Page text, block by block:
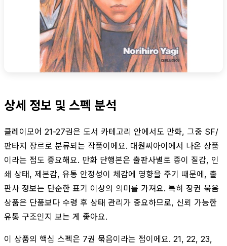
상세 정보 및 스펙 분석
클레이모어 21-27권은 도서 카테고리 안에서도 만화, 그중 SF/
판타지 장르로 분류되는 작품이에요. 대원씨아이에서 나온 상품
이라는 점도 중요해요. 만화 단행본은 출판사별로 종이 질감, 인
쇄 상태, 제본감, 유통 안정성이 체감에 영향을 주기 때문에, 출
판사 정보는 단순한 표기 이상의 의미를 가져요. 특히 장권 묶음
상품은 단품보다 수령 후 상태 관리가 중요하므로, 신뢰 가능한
유통 구조인지 보는 게 좋아요.
이 상품의 핵심 스펙은 7권 묶음이라는 점이에요. 21, 22, 23,